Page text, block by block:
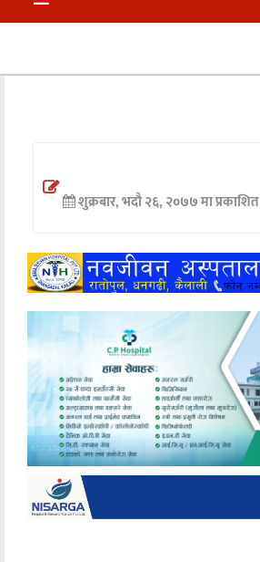
सुदुर
अन्तर्वार्ता
खेलकुद
मनोरञ्जन
अन्य
शुक्रबार, भदौ २६, २०७७ मा प्रकाशित